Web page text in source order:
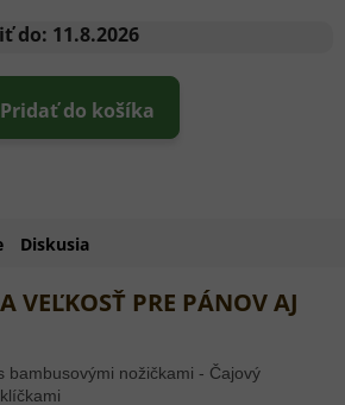
do: 11.8.2026
Pridať do košíka
Diskusia
VEĽKOSŤ PRE PÁNOV AJ